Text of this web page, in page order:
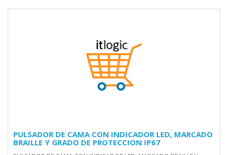
PULSADOR DE CAMA CON INDICADOR LED, MARCADO
BRAILLE Y GRADO DE PROTECCION IP67